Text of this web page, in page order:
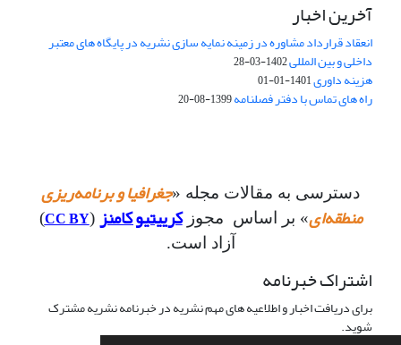
آخرین اخبار
انعقاد قرارداد مشاوره در زمینه نمایه سازی نشریه در پایگاه های معتبر
داخلی و بین المللی1402-03-28
هزینه داوری1401-01-01
راه های تماس با دفتر فصلنامه1399-08-20
دسترسی به مقالات مجله «جغرافیا و برنامه‌ریزی
منطقه‌ای» بر اساس مجوزکرییتیو کامنز (
CC BY
)
آزاد است.
اشتراک خبرنامه
برای دریافت اخبار و اطلاعیه های مهم نشریه در خبرنامه نشریه مشترک
شوید.